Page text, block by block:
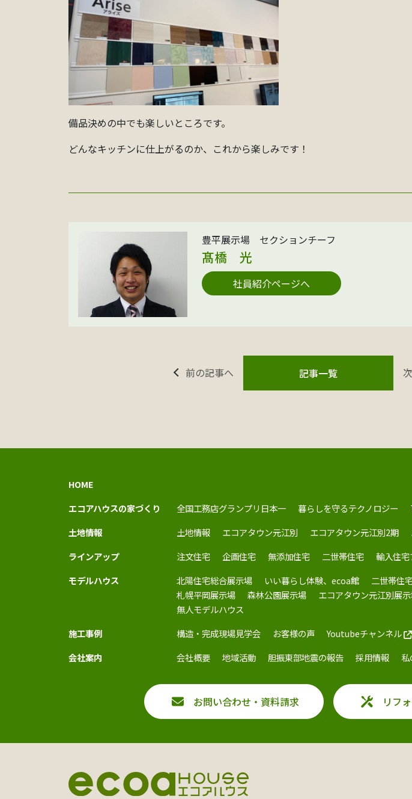
備品決めの中でも楽しいところです。
どんなキッチンに仕上がるのか、これから楽しみです！
豊平展示場 セクションチーフ
髙橋 光
社員紹介ページへ
前の記事へ 記事一覧
HOME
エコアハウスの家づくり
全国工務店グランプリ日本一 暮らしを守るテクノロジー
土地情報
土地情報 エコアタウン元江別 エコアタウン元江別2期
ラインアップ
注文住宅 企画住宅 無添加住宅 二世帯住宅 輸入住
モデルハウス
北陽住宅総合展示場 いい暮らし体験、ecoa館 二世帯住
札幌平岡展示場
森林公園展示場 エコアタウン元江別展
無人モデルハウス
施工事例
構造・完成現場見学会 お客様の声 Youtubeチャンネル
会社案内
会社概要 地域活動 胆振東部地震の報告 採用情報
お問い合わせ・資料請求 リフ